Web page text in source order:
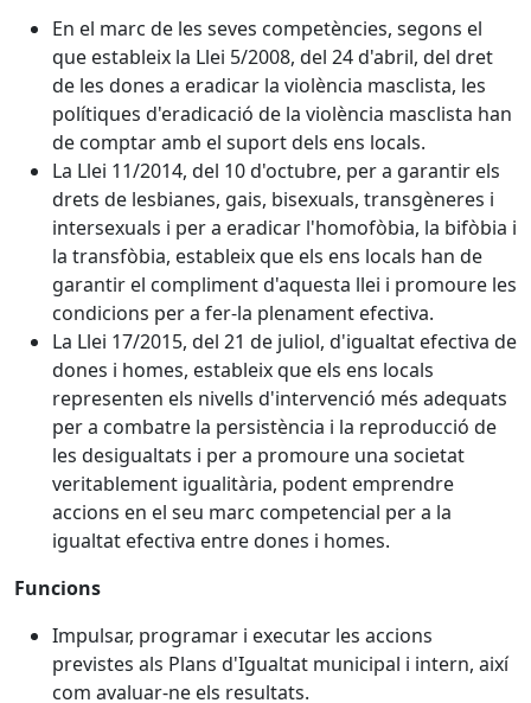
En el marc de les seves competències, segons el
que estableix la Llei 5/2008, del 24 d'abril, del dret
de les dones a eradicar la violència masclista, les
polítiques d'eradicació de la violència masclista han
de comptar amb el suport dels ens locals.
La Llei 11/2014, del 10 d'octubre, per a garantir els
drets de lesbianes, gais, bisexuals, transgèneres i
intersexuals i per a eradicar l'homofòbia, la bifòbia i
la transfòbia, estableix que els ens locals han de
garantir el compliment d'aquesta llei i promoure les
condicions per a fer-la plenament efectiva.
La Llei 17/2015, del 21 de juliol, d'igualtat efectiva de
dones i homes, estableix que els ens locals
representen els nivells d'intervenció més adequats
per a combatre la persistència i la reproducció de
les desigualtats i per a promoure una societat
veritablement igualitària, podent emprendre
accions en el seu marc competencial per a la
igualtat efectiva entre dones i homes.
Funcions
Impulsar, programar i executar les accions
previstes als Plans d'Igualtat municipal i intern, així
com avaluar-ne els resultats.